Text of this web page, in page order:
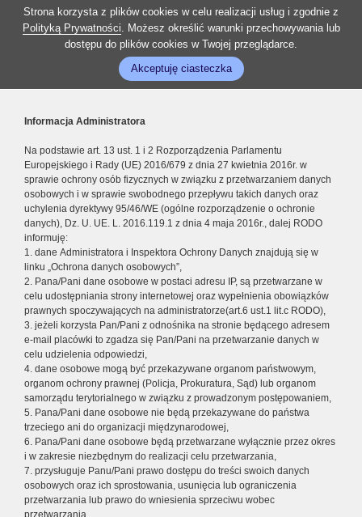
Strona korzysta z plików cookies w celu realizacji usług i zgodnie z
Polityką Prywatności. Możesz określić warunki przechowywania lub
dostępu do plików cookies w Twojej przeglądarce.
Akceptuję ciasteczka
Informacja Administratora
Na podstawie art. 13 ust. 1 i 2 Rozporządzenia Parlamentu
Europejskiego i Rady (UE) 2016/679 z dnia 27 kwietnia 2016r. w
sprawie ochrony osób fizycznych w związku z przetwarzaniem danych
osobowych i w sprawie swobodnego przepływu takich danych oraz
uchylenia dyrektywy 95/46/WE (ogólne rozporządzenie o ochronie
danych), Dz. U. UE. L. 2016.119.1 z dnia 4 maja 2016r., dalej RODO
informuję:
1. dane Administratora i Inspektora Ochrony Danych znajdują się w
linku „Ochrona danych osobowych”,
2. Pana/Pani dane osobowe w postaci adresu IP, są przetwarzane w
celu udostępniania strony internetowej oraz wypełnienia obowiązków
prawnych spoczywających na administratorze(art.6 ust.1 lit.c RODO),
3. jeżeli korzysta Pan/Pani z odnośnika na stronie będącego adresem
e-mail placówki to zgadza się Pan/Pani na przetwarzanie danych w
celu udzielenia odpowiedzi,
4. dane osobowe mogą być przekazywane organom państwowym,
organom ochrony prawnej (Policja, Prokuratura, Sąd) lub organom
samorządu terytorialnego w związku z prowadzonym postępowaniem,
5. Pana/Pani dane osobowe nie będą przekazywane do państwa
trzeciego ani do organizacji międzynarodowej,
6. Pana/Pani dane osobowe będą przetwarzane wyłącznie przez okres
i w zakresie niezbędnym do realizacji celu przetwarzania,
7. przysługuje Panu/Pani prawo dostępu do treści swoich danych
osobowych oraz ich sprostowania, usunięcia lub ograniczenia
przetwarzania lub prawo do wniesienia sprzeciwu wobec
przetwarzania,